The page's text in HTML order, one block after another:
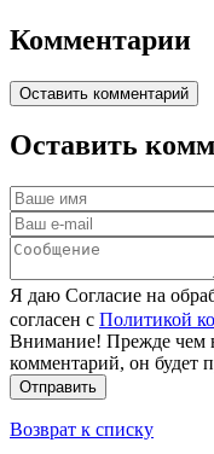
Комментарии
Оставить комментарий
Оставить
Я даю Согласие на
согласен с Политикой
Внимание! Прежде чем
комментарий, он будет
Отправить
Возврат к списку